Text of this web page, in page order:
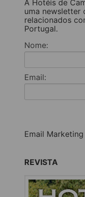
A Hotéis de
uma
relacionados
Portugal.
Nome:
Email:
Email
REVISTA